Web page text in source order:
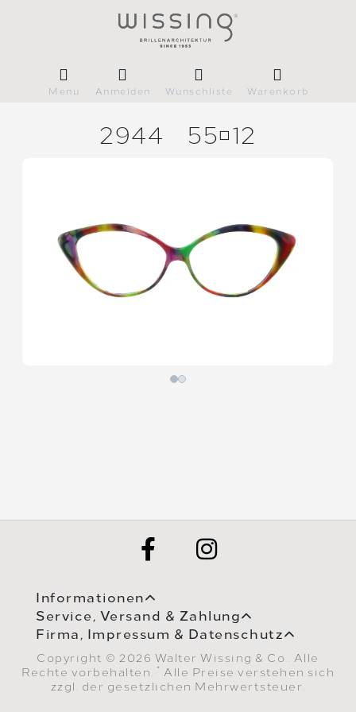
Menü Anmelden Wunschliste Warenkorb
2944 5512
Informationen
Service, Versand & Zahlung
Firma, Impressum & Datenschutz
Copyright © 2026 Walter Wissing & Co.. Alle
Rechte vorbehalten.
* Alle Preise verstehen sich
zzgl. der gesetzlichen Mehrwertsteuer.